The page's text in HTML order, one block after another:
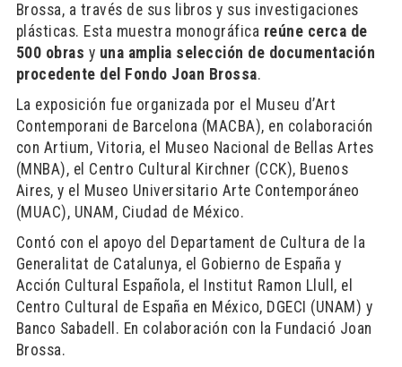
Brossa, a través de sus libros y sus investigaciones
plásticas. Esta muestra monográfica reúne cerca de
500 obras y una amplia selección de documentación
procedente del Fondo Joan Brossa.
La exposición fue organizada por el Museu d’Art
Contemporani de Barcelona (MACBA), en colaboración
con Artium, Vitoria, el Museo Nacional de Bellas Artes
(MNBA), el Centro Cultural Kirchner (CCK), Buenos
Aires, y el Museo Universitario Arte Contemporáneo
(MUAC), UNAM, Ciudad de México.
Contó con el apoyo del Departament de Cultura de la
Generalitat de Catalunya, el Gobierno de España y
Acción Cultural Española, el Institut Ramon Llull, el
Centro Cultural de España en México, DGECI (UNAM) y
Banco Sabadell. En colaboración con la Fundació Joan
Brossa.